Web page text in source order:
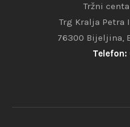
Tržni
Trg Kralja Petra
76300 Bijeljina,
Telefon: